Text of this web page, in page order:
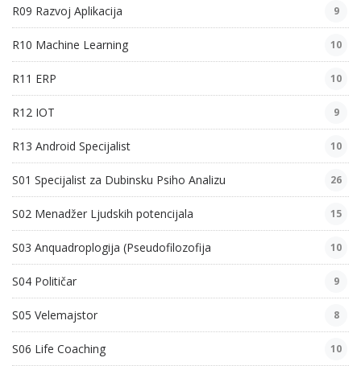
R09 Razvoj Aplikacija 9
R10 Machine Learning 10
R11 ERP 10
R12 IOT 9
R13 Android Specijalist 10
S01 Specijalist za Dubinsku Psiho Analizu 26
S02 Menadžer Ljudskih potencijala 15
S03 Anquadroplogija (Pseudofilozofija 10
S04 Političar 9
S05 Velemajstor 8
S06 Life Coaching 10